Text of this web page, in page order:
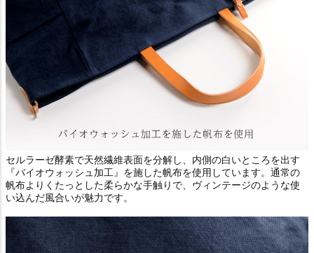
セルラーゼ酵素で天然繊維表面を分解し、内側の白いところを出す
『バイオウォッシュ加工』を施した帆布を使用しています。通常の
帆布よりくたっとした柔らかな手触りで、ヴィンテージのような使
い込んだ風合いが魅力です。